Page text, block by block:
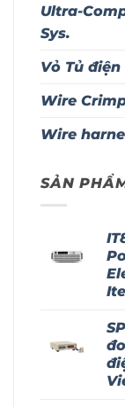
Ultra-
Sys.
Vỏ Tủ điện
Wire
Wire
SẢN